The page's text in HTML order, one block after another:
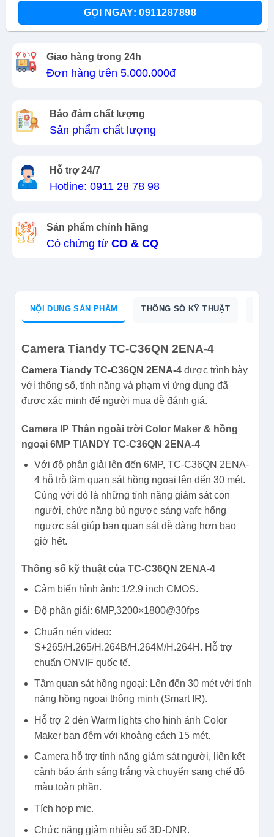
GỌI NGAY: 0911287898
Giao hàng trong 24h
Đơn hàng trên 5.000.000đ
Bảo đảm chất lượng
Sản phẩm chất lượng
Hỗ trợ 24/7
Hotline: 0911 28 78 98
Sản phẩm chính hãng
Có chứng từ CO & CQ
NỘI DUNG SẢN PHẨM THÔNG SỐ KỸ THUẬT
Camera Tiandy TC-C36QN 2ENA-4
Camera Tiandy TC-C36QN 2ENA-4được trình bày
với thông số, tính năng và phạm vi ứng dụng đã
được xác minh để người mua dễ đánh giá.
Camera IP Thân ngoài trời Color Maker & hồng
ngoại 6MP TIANDY TC-C36QN 2ENA-4
Với độ phân giải lên đến 6MP, TC-C36QN 2ENA-
4 hỗ trỗ tầm quan sát hồng ngoại lên dến 30 mét.
Cùng với đó là những tính năng giám sát con
người, chức năng bù ngược sáng vafc hống
ngược sát giúp bạn quan sát dễ dàng hơn bao
giờ hết.
Thông số kỹ thuật của TC-C36QN 2ENA-4
Cảm biến hình ảnh: 1/2.9 inch CMOS.
Độ phân giải: 6MP,3200×1800@30fps
Chuẩn nén video:
S+265/H.265/H.264B/H.264M/H.264H. Hỗ trợ
chuẩn ONVIF quốc tế.
Tầm quan sát hồng ngoại: Lên đến 30 mét với tính
năng hồng ngoại thông minh (Smart IR).
Hỗ trợ 2 đèn Warm lights cho hình ảnh Color
Maker ban đêm với khoảng cách 15 mét.
Camera hỗ trợ tính năng giám sát người, liên kết
cảnh báo ánh sáng trắng và chuyển sang chế độ
màu toàn phần.
Tích hợp mic.
Chức năng giảm nhiễu số 3D-DNR.